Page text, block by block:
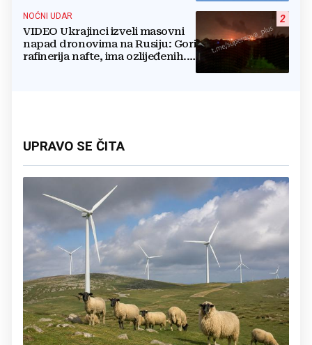
2
NOĆNI UDAR
VIDEO Ukrajinci izveli masovni
napad dronovima na Rusiju: Gori
rafinerija nafte, ima ozlijeđenih.
UPRAVO SE ČITA